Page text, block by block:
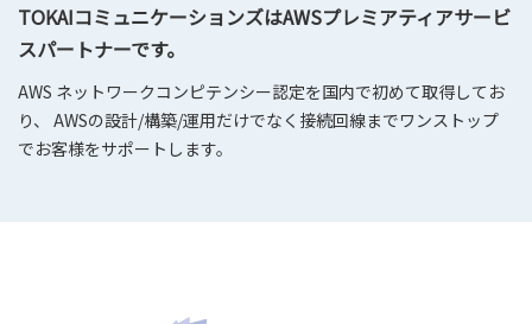
TOKAIコミュニケーションズはAWSプレミアティアサービ
スパートナーです。
AWS ネットワークコンピテンシー認定を国内で初めて取得してお
り、 AWSの設計/構築/運用だけでなく接続回線までワンストップ
でお客様をサポートします。